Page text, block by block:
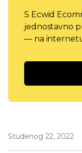
S Ecwid
jednostavno
— na
Studenog 22, 2022